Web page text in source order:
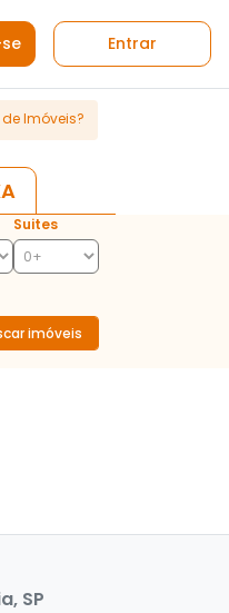
Entrar
Imóveis?
Suites
imóveis
SP